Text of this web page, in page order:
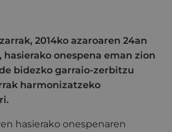
2014ko azaroaren 24an
onespena eman zion
bidezko garraio-zerbitzu
harmonizatzeko
hasierako onespenaren